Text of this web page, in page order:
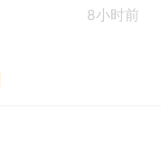
8小时前